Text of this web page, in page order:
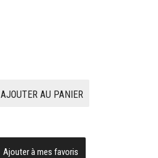
AJOUTER AU PANIER
Ajouter à mes favoris